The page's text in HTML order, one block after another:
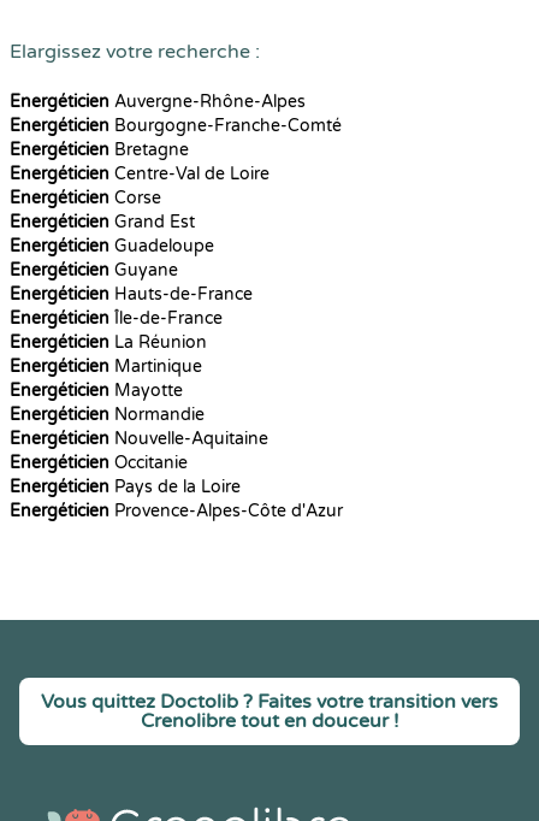
Elargissez votre recherche :
Energéticien Auvergne-Rhône-Alpes
Energéticien Bourgogne-Franche-Comté
Energéticien Bretagne
Energéticien Centre-Val de Loire
Energéticien Corse
Energéticien Grand Est
Energéticien Guadeloupe
Energéticien Guyane
Energéticien Hauts-de-France
Energéticien Île-de-France
Energéticien La Réunion
Energéticien Martinique
Energéticien Mayotte
Energéticien Normandie
Energéticien Nouvelle-Aquitaine
Energéticien Occitanie
Energéticien Pays de la Loire
Energéticien Provence-Alpes-Côte d'Azur
Vous quittez Doctolib ? Faites votre transition vers
Crenolibre tout en douceur !